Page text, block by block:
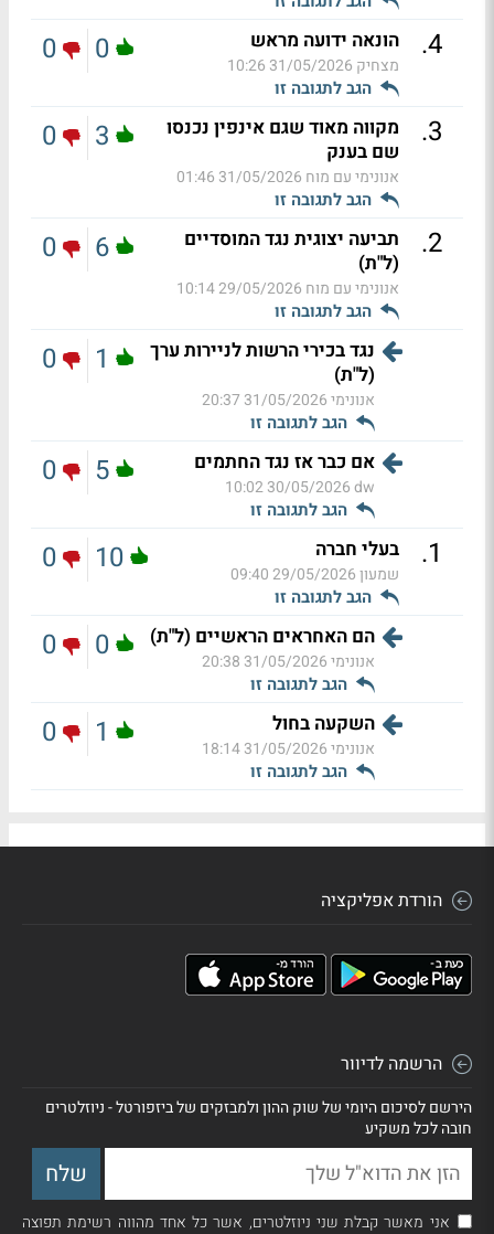
4
. הונאה ידועה מראש
מצחיק 31/05/2026 10:26
הגב לתגובה זו
0
0
3
.
מקווה מאוד שגם אינפין נכנסו
שם בענק
אנונימי עם מוח 31/05/2026 01:46
הגב לתגובה זו
3
0
2
.
תביעה יצוגית נגד המוסדיים
(ל"ת)
אנונימי עם מוח 29/05/2026 10:14
הגב לתגובה זו
6
0
נגד בכירי הרשות לניירות ערך
(ל"ת)
אנונימי31/05/2026 20:37
הגב לתגובה זו
1
0
אם כבר אז נגד החתמים
dw
30/05/2026 10:02
הגב לתגובה זו
5
0
1
. בעלי חברה
שמעון29/05/2026 09:40
הגב לתגובה זו
10
0
הם האחראים הראשיים (ל"ת)
אנונימי31/05/2026 20:38
הגב לתגובה זו
0
0
השקעה בחול
אנונימי31/05/2026 18:14
הגב לתגובה זו
1
0
הורדת אפליקציה
הרשמה לדיוור
הירשם לסיכום היומי של שוק ההון ולמבזקים של ביזפורטל - ניוזלטרים
חובה לכל משקיע
אני מאשר קבלת שני ניוזלטרים, אשר כל אחד מהווה רשימת תפוצה